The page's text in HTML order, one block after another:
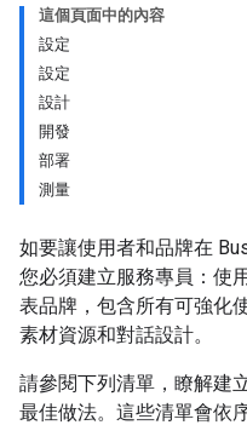
這個頁面中的內容
設定
設定
設計
開發
部署
測量
如要讓使用者和品牌在
您必須建立服務專員：使
表品牌，包含所有可強化
素材資源和對話設計。
請參閱下列清單，瞭解建
最佳做法。這些清單會依